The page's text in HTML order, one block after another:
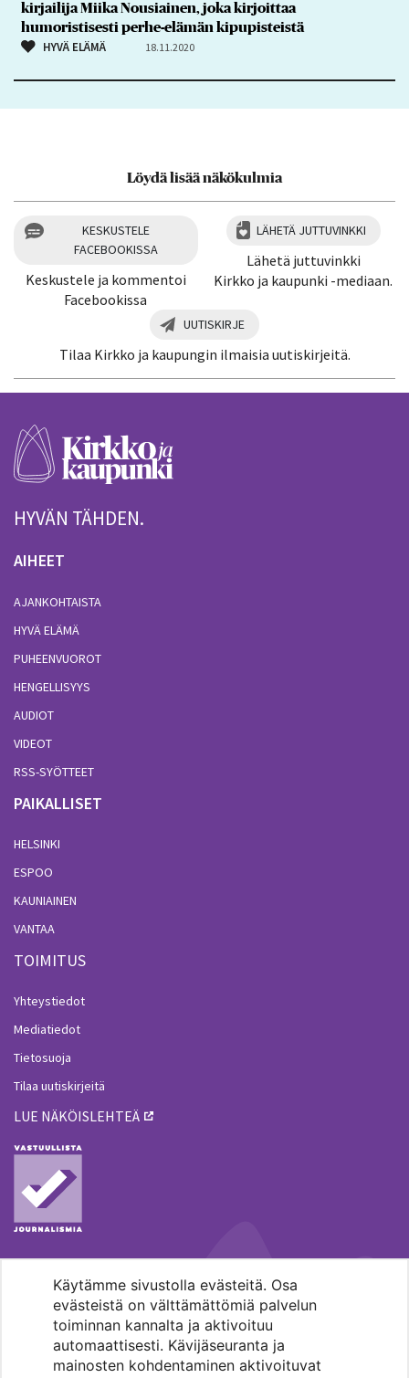
Käytämme sivustolla evästeitä. Osa
evästeistä on välttämättömiä palvelun
toiminnan kannalta ja aktivoituu
automaattisesti. Kävijäseuranta ja
mainosten kohdentaminen aktivoituvat
kirjailija Miika Nousiainen, joka kirjoittaa
humoristisesti perhe-elämän kipupisteistä
HYVÄ ELÄMÄ 18.11.2020
Löydä lisää näkökulmia
KESKUSTELE
FACEBOOKISSA
Keskustele ja kommentoi
Facebookissa
LÄHETÄ JUTTUVINKKI
Lähetä juttuvinkki
Kirkko ja kaupunki -mediaan.
UUTISKIRJE
Tilaa Kirkko ja kaupungin ilmaisia uutiskirjeitä.
HYVÄN TÄHDEN.
AIHEET
AJANKOHTAISTA
HYVÄ ELÄMÄ
PUHEENVUOROT
HENGELLISYYS
AUDIOT
VIDEOT
RSS-SYÖTTEET
PAIKALLISET
HELSINKI
ESPOO
KAUNIAINEN
VANTAA
TOIMITUS
Yhteystiedot
Mediatiedot
Tietosuoja
Tilaa uutiskirjeitä
LUE NÄKÖISLEHTEÄ
MENOHAKU